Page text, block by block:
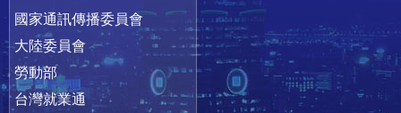
國家通訊傳播委員會
大陸委員會
勞動部
台灣就業通